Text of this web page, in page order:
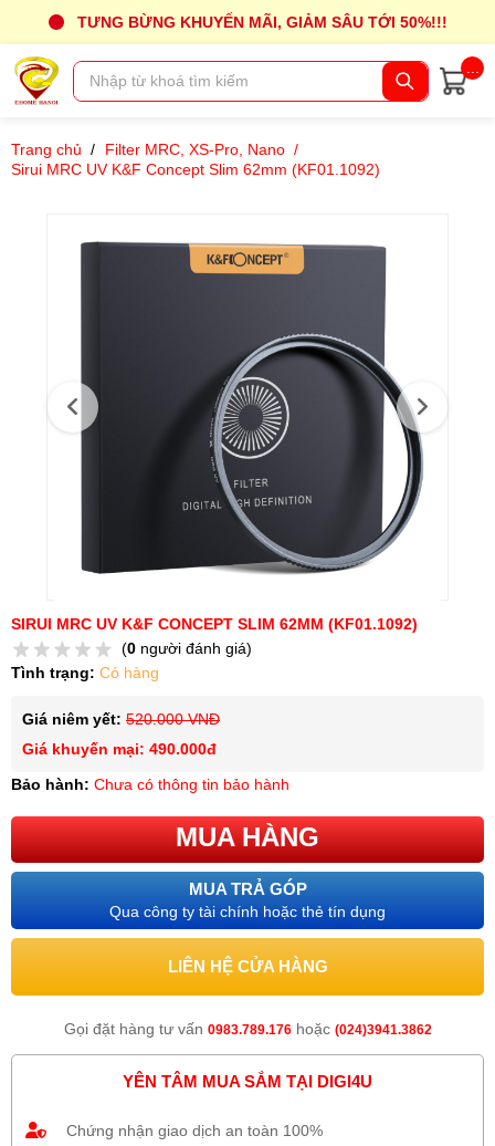
TƯNG BỪNG KHUYẾN MÃI, GIẢM SÂU TỚI 50%!!!
Trang chủ / Filter MRC, XS-Pro, Nano /
Sirui MRC UV K&F Concept Slim 62mm (KF01.1092)
SIRUI MRC UV K&F CONCEPT SLIM 62MM (KF01.1092)
(0 người đánh giá)
Tình trạng: Có hàng
Giá niêm yết: 520.000 VNĐ
Giá khuyến mại: 490.000đ
Bảo hành: Chưa có thông tin bảo hành
MUA HÀNG
MUA TRẢ GÓP
Qua công ty tài chính hoặc thẻ tín dụng
LIÊN HỆ CỬA HÀNG
Gọi đặt hàng tư vấn 0983.789.176hoặc (024)3941.3862
YÊN TÂM MUA SẮM TẠI DIGI4U
Chứng nhận giao dịch an toàn 100%